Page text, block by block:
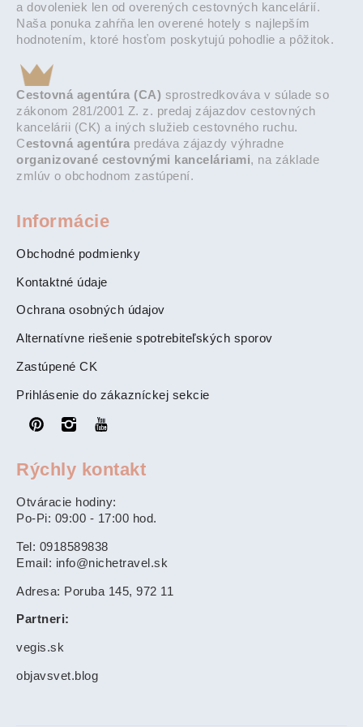
a dovoleniek len od overených cestovných kancelárií.
Naša ponuka zahŕňa len overené hotely s najlepším
hodnotením, ktoré hosťom poskytujú pohodlie a pôžitok.
Cestovná agentúra (CA) sprostredkováva v súlade so
zákonom 281/2001 Z. z. predaj zájazdov cestovných
kancelárii (CK) a iných služieb cestovného ruchu.
Cestovná agentúra predáva zájazdy výhradne
organizované cestovnými kanceláriami, na základe
zmlúv o obchodnom zastúpení.
Informácie
Obchodné podmienky
Kontaktné údaje
Ochrana osobných údajov
Alternatívne riešenie spotrebiteľských sporov
Zastúpené CK
Prihlásenie do zákazníckej sekcie
Rýchly kontakt
Otváracie hodiny:
Po-Pi: 09:00 - 17:00 hod.
Tel: 0918589838
Email: info@nichetravel.sk
Adresa: Poruba 145, 972 11
Partneri:
vegis.sk
objavsvet.blog